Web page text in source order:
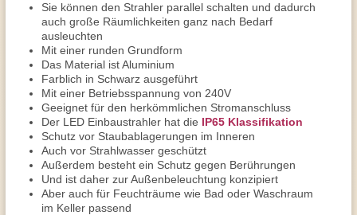
Sie können den Strahler parallel schalten und dadurch
auch große Räumlichkeiten ganz nach Bedarf
ausleuchten
Mit einer runden Grundform
Das Material ist Aluminium
Farblich in Schwarz ausgeführt
Mit einer Betriebsspannung von 240V
Geeignet für den herkömmlichen Stromanschluss
Der LED Einbaustrahler hat die IP65 Klassifikation
Schutz vor Staubablagerungen im Inneren
Auch vor Strahlwasser geschützt
Außerdem besteht ein Schutz gegen Berührungen
Und ist daher zur Außenbeleuchtung konzipiert
Aber auch für Feuchträume wie Bad oder Waschraum
im Keller passend